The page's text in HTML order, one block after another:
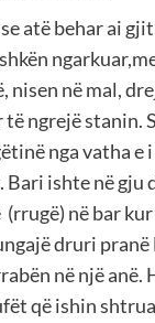
atë behar ai
nisen në mal,
ngrejë stanin.
nga vatha e
Bari ishte në gju
në bar
druri
në një anë.
që ishin